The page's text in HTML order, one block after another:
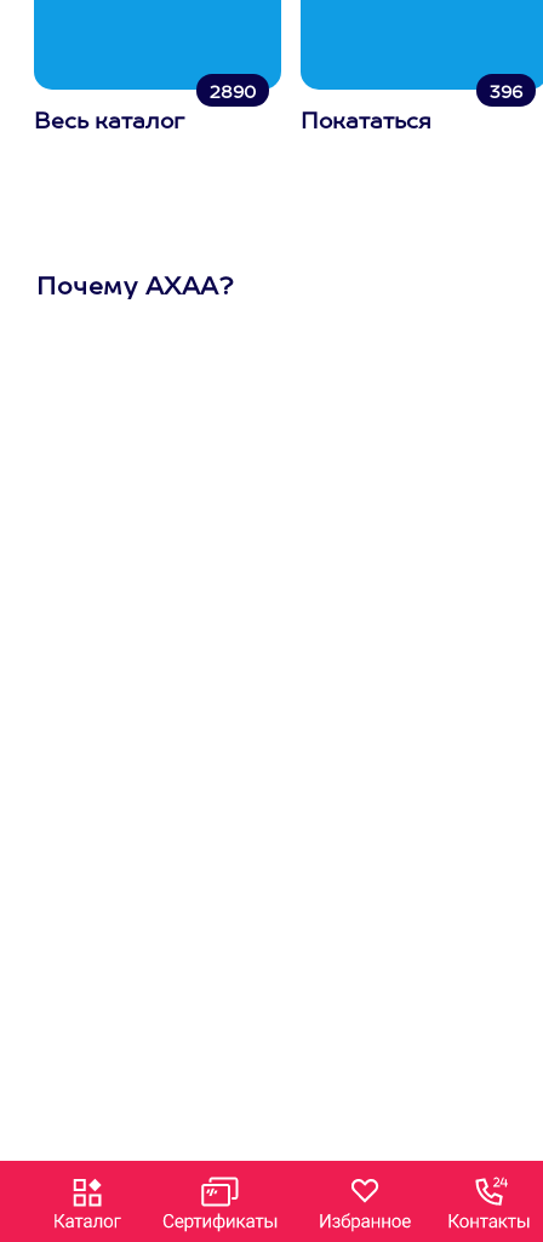
2890
Весь каталог
396
Покататься
Почему АХАА?